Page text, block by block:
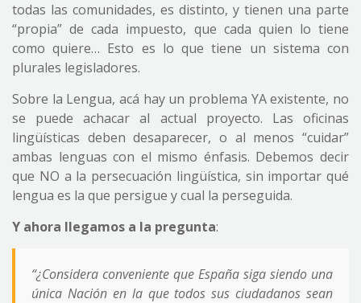
todas las comunidades, es distinto, y tienen una parte
“propia” de cada impuesto, que cada quien lo tiene
como quiere… Esto es lo que tiene un sistema con
plurales legisladores.
Sobre la Lengua, acá hay un problema YA existente, no
se puede achacar al actual proyecto. Las oficinas
lingüísticas deben desaparecer, o al menos “cuidar”
ambas lenguas con el mismo énfasis. Debemos decir
que NO a la persecuación lingüística, sin importar qué
lengua es la que persigue y cual la perseguida.
Y ahora llegamos a la pregunta:
“¿Considera conveniente que España siga siendo una
única Nación en la que todos sus ciudadanos sean